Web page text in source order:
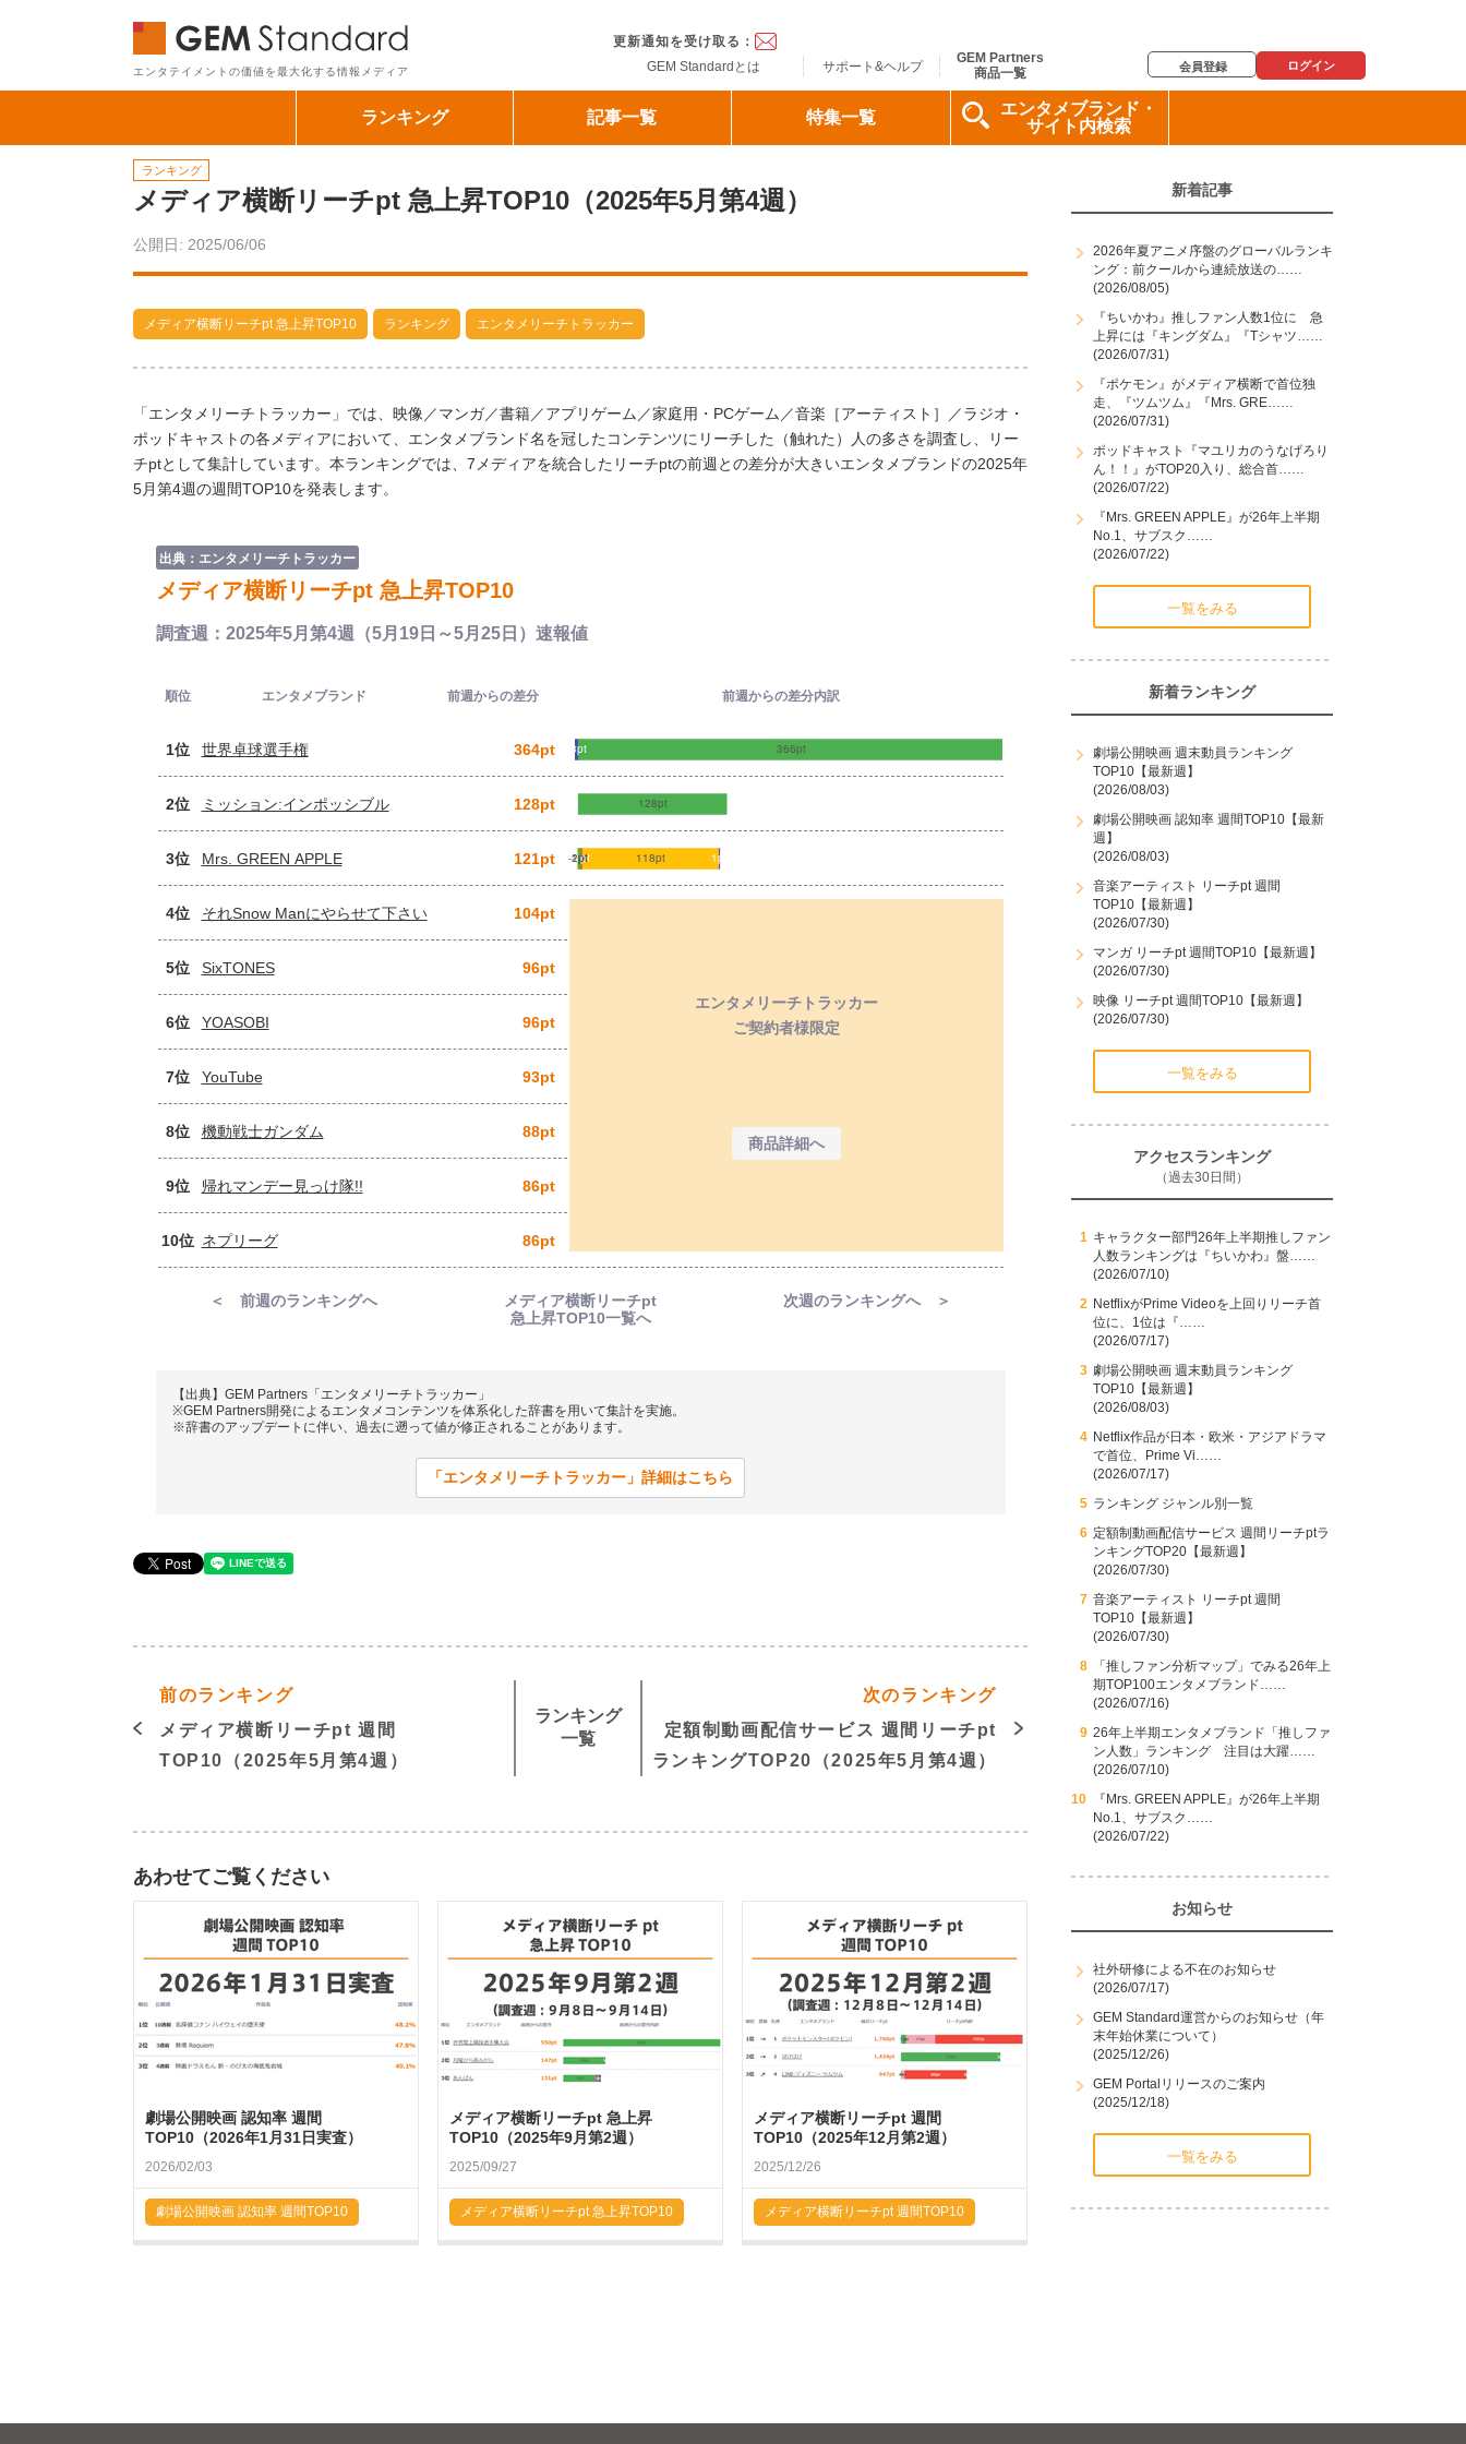
エンタテイメントの価値を最大化する情報メディア
更新通知を受け取る：
GEM Standardとは
サポート&ヘルプ
GEM Partners
商品一覧
会員登録 ログイン
ランキング 記事一覧 特集一覧
エンタメブランド・
サイト内検索
ランキング
メディア横断リーチpt 急上昇TOP10（2025年5月第4週）
公開日: 2025/06/06
メディア横断リーチpt 急上昇TOP10 ランキング エンタメリーチトラッカー
「エンタメリーチトラッカー」では、映像／マンガ／書籍／アプリゲーム／家庭用・PCゲーム／音楽［アーティスト］／ラジオ・
ポッドキャストの各メディアにおいて、エンタメブランド名を冠したコンテンツにリーチした（触れた）人の多さを調査し、リー
チptとして集計しています。本ランキングでは、7メディアを統合したリーチptの前週との差分が大きいエンタメブランドの2025年
5月第4週の週間TOP10を発表します。
出典：エンタメリーチトラッカー
メディア横断リーチpt 急上昇TOP10
調査週：2025年5月第4週（5月19日～5月25日）速報値
順位 エンタメブランド 前週からの差分 前週からの差分内訳
1位 世界卓球選手権 364pt
2位 ミッション:インポッシブル 128pt
3位 Mrs. GREEN APPLE 121pt
4位 それSnow Manにやらせて下さい 104pt
エンタメリーチトラッカー
ご契約者様限定
商品詳細へ
5位 SixTONES 96pt
6位 YOASOBI 96pt
7位 YouTube 93pt
8位 機動戦士ガンダム 88pt
9位 帰れマンデー見っけ隊!! 86pt
10位 ネプリーグ 86pt
＜ 前週のランキングへ
メディア横断リーチpt
急上昇TOP10一覧へ
次週のランキングへ ＞
【出典】GEM Partners「エンタメリーチトラッカー」
※GEM Partners開発によるエンタメコンテンツを体系化した辞書を用いて集計を実施。
※辞書のアップデートに伴い、過去に遡って値が修正されることがあります。
「エンタメリーチトラッカー」詳細はこちら
前のランキング
メディア横断リーチpt 週間
TOP10（2025年5月第4週）
ランキング
一覧
次のランキング
定額制動画配信サービス 週間リーチpt
ランキングTOP20（2025年5月第4週）
あわせてご覧ください
劇場公開映画 認知率 週間
TOP10（2026年1月31日実査）
2026/02/03
劇場公開映画 認知率 週間TOP10
メディア横断リーチpt 急上昇
TOP10（2025年9月第2週）
2025/09/27
メディア横断リーチpt 急上昇TOP10
メディア横断リーチpt 週間
TOP10（2025年12月第2週）
2025/12/26
メディア横断リーチpt 週間TOP10
新着記事
2026年夏アニメ序盤のグローバルランキ
ング：前クールから連続放送の……
(2026/08/05)
『ちいかわ』推しファン人数1位に 急
上昇には『キングダム』『Tシャツ……
(2026/07/31)
『ポケモン』がメディア横断で首位独
走、『ツムツム』『Mrs. GRE……
(2026/07/31)
ポッドキャスト『マユリカのうなげろり
ん！！』がTOP20入り、総合首……
(2026/07/22)
『Mrs. GREEN APPLE』が26年上半期
No.1、サブスク……
(2026/07/22)
一覧をみる
新着ランキング
劇場公開映画 週末動員ランキング
TOP10【最新週】
(2026/08/03)
劇場公開映画 認知率 週間TOP10【最新
週】
(2026/08/03)
音楽アーティスト リーチpt 週間
TOP10【最新週】
(2026/07/30)
マンガ リーチpt 週間TOP10【最新週】
(2026/07/30)
映像 リーチpt 週間TOP10【最新週】
(2026/07/30)
一覧をみる
アクセスランキング
（過去30日間）
キャラクター部門26年上半期推しファン
人数ランキングは『ちいかわ』盤……
(2026/07/10)
NetflixがPrime Videoを上回りリーチ首
位に、1位は『……
(2026/07/17)
劇場公開映画 週末動員ランキング
TOP10【最新週】
(2026/08/03)
Netflix作品が日本・欧米・アジアドラマ
で首位、Prime Vi……
(2026/07/17)
ランキング ジャンル別一覧
定額制動画配信サービス 週間リーチptラ
ンキングTOP20【最新週】
(2026/07/30)
音楽アーティスト リーチpt 週間
TOP10【最新週】
(2026/07/30)
「推しファン分析マップ」でみる26年上
期TOP100エンタメブランド……
(2026/07/16)
26年上半期エンタメブランド「推しファ
ン人数」ランキング 注目は大躍……
(2026/07/10)
『Mrs. GREEN APPLE』が26年上半期
No.1、サブスク……
(2026/07/22)
お知らせ
社外研修による不在のお知らせ
(2026/07/17)
GEM Standard運営からのお知らせ（年
末年始休業について）
(2025/12/26)
GEM Portalリリースのご案内
(2025/12/18)
一覧をみる